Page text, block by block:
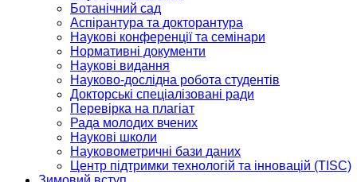
Ботанічний сад
Аспірантура та докторантура
Наукові конференції та семінари
Нормативні документи
Наукові видання
Науково-дослідна робота студентів
Докторські спеціалізовані ради
Перевірка на плагіат
Рада молодих вчених
Наукові школи
Науковометричні бази даних
Центр підтримки технологій та інновацій (TISC)